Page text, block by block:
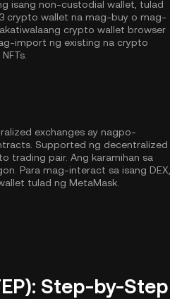
isang non-custodial wallet, tulad
crypto wallet na mag-buy o mag-
crypto wallet browser
import ng existing na crypto
exchanges ay nagpo-
Supported ng decentralized
trading pair. Ang karamihan sa
. Para mag-interact sa isang DEX,
tulad ng MetaMask.
Step-by-Step